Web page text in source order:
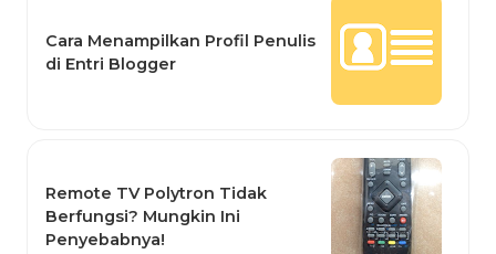
Cara Menampilkan Profil Penulis
di Entri Blogger
Remote TV Polytron Tidak
Berfungsi? Mungkin Ini
Penyebabnya!